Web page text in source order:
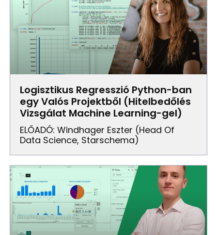
Logisztikus Regresszió Python-ban
egy Valós Projektből (Hitelbedőlés
Vizsgálat Machine Learning-gel)
ELŐADÓ: Windhager Eszter (Head Of
Data Science, Starschema)